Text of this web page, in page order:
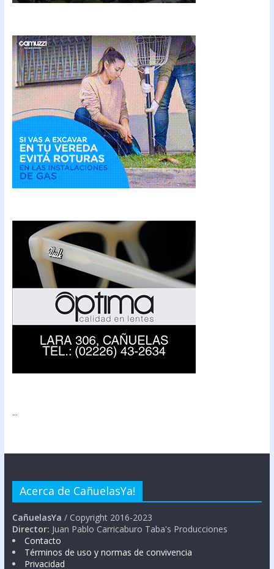
...
Acerca de CañuelasYa!
CañuelasYa / Copyright 2016-2023
Director: Juan Pablo Carricaburo Taba's Producciones
Contacto
Términos de uso y normas de convivencia
Privacidad